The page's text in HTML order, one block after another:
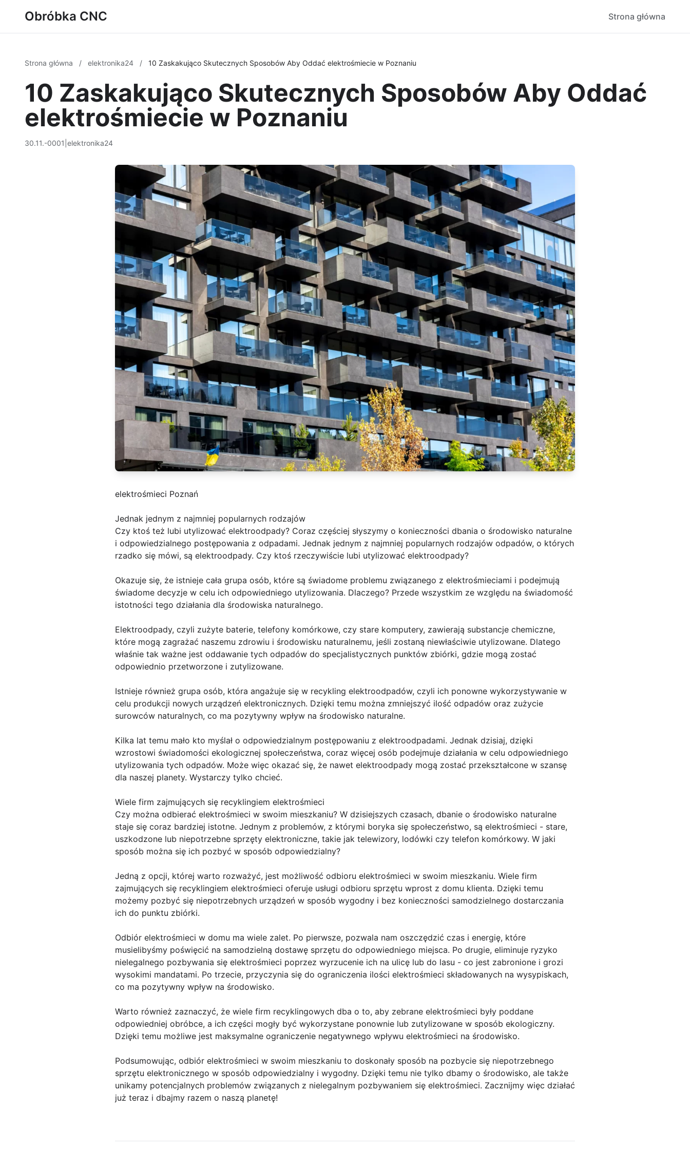
Obróbka CNC Strona główna
Strona główna / elektronika24 / 10 Zaskakująco Skutecznych Sposobów Aby Oddać elektrośmiecie w Poznaniu
10 Zaskakująco Skutecznych Sposobów Aby Oddać
elektrośmiecie w Poznaniu
30.11.-0001 elektronika24
elektrośmieci Poznań
Jednak jednym z najmniej popularnych rodzajów
Czy ktoś też lubi utylizować elektroodpady? Coraz częściej słyszymy o konieczności dbania o środowisko naturalne
i odpowiedzialnego postępowania z odpadami. Jednak jednym z najmniej popularnych rodzajów odpadów, o których
rzadko się mówi, są elektroodpady. Czy ktoś rzeczywiście lubi utylizować elektroodpady?
Okazuje się, że istnieje cała grupa osób, które są świadome problemu związanego z elektrośmieciami i podejmują
świadome decyzje w celu ich odpowiedniego utylizowania. Dlaczego? Przede wszystkim ze względu na świadomość
istotności tego działania dla środowiska naturalnego.
Elektroodpady, czyli zużyte baterie, telefony komórkowe, czy stare komputery, zawierają substancje chemiczne,
które mogą zagrażać naszemu zdrowiu i środowisku naturalnemu, jeśli zostaną niewłaściwie utylizowane. Dlatego
właśnie tak ważne jest oddawanie tych odpadów do specjalistycznych punktów zbiórki, gdzie mogą zostać
odpowiednio przetworzone i zutylizowane.
Istnieje również grupa osób, która angażuje się w recykling elektroodpadów, czyli ich ponowne wykorzystywanie w
celu produkcji nowych urządzeń elektronicznych. Dzięki temu można zmniejszyć ilość odpadów oraz zużycie
surowców naturalnych, co ma pozytywny wpływ na środowisko naturalne.
Kilka lat temu mało kto myślał o odpowiedzialnym postępowaniu z elektroodpadami. Jednak dzisiaj, dzięki
wzrostowi świadomości ekologicznej społeczeństwa, coraz więcej osób podejmuje działania w celu odpowiedniego
utylizowania tych odpadów. Może więc okazać się, że nawet elektroodpady mogą zostać przekształcone w szansę
dla naszej planety. Wystarczy tylko chcieć.
Wiele firm zajmujących się recyklingiem elektrośmieci
Czy można odbierać elektrośmieci w swoim mieszkaniu? W dzisiejszych czasach, dbanie o środowisko naturalne
staje się coraz bardziej istotne. Jednym z problemów, z którymi boryka się społeczeństwo, są elektrośmieci - stare,
uszkodzone lub niepotrzebne sprzęty elektroniczne, takie jak telewizory, lodówki czy telefon komórkowy. W jaki
sposób można się ich pozbyć w sposób odpowiedzialny?
Jedną z opcji, której warto rozważyć, jest możliwość odbioru elektrośmieci w swoim mieszkaniu. Wiele firm
zajmujących się recyklingiem elektrośmieci oferuje usługi odbioru sprzętu wprost z domu klienta. Dzięki temu
możemy pozbyć się niepotrzebnych urządzeń w sposób wygodny i bez konieczności samodzielnego dostarczania
ich do punktu zbiórki.
Odbiór elektrośmieci w domu ma wiele zalet. Po pierwsze, pozwala nam oszczędzić czas i energię, które
musielibyśmy poświęcić na samodzielną dostawę sprzętu do odpowiedniego miejsca. Po drugie, eliminuje ryzyko
nielegalnego pozbywania się elektrośmieci poprzez wyrzucenie ich na ulicę lub do lasu - co jest zabronione i grozi
wysokimi mandatami. Po trzecie, przyczynia się do ograniczenia ilości elektrośmieci składowanych na wysypiskach,
co ma pozytywny wpływ na środowisko.
Warto również zaznaczyć, że wiele firm recyklingowych dba o to, aby zebrane elektrośmieci były poddane
odpowiedniej obróbce, a ich części mogły być wykorzystane ponownie lub zutylizowane w sposób ekologiczny.
Dzięki temu możliwe jest maksymalne ograniczenie negatywnego wpływu elektrośmieci na środowisko.
Podsumowując, odbiór elektrośmieci w swoim mieszkaniu to doskonały sposób na pozbycie się niepotrzebnego
sprzętu elektronicznego w sposób odpowiedzialny i wygodny. Dzięki temu nie tylko dbamy o środowisko, ale także
unikamy potencjalnych problemów związanych z nielegalnym pozbywaniem się elektrośmieci. Zacznijmy więc działać
już teraz i dbajmy razem o naszą planetę!